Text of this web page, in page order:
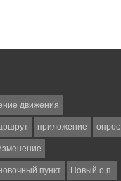
движения
приложение опрос
пункт Новый о.п.